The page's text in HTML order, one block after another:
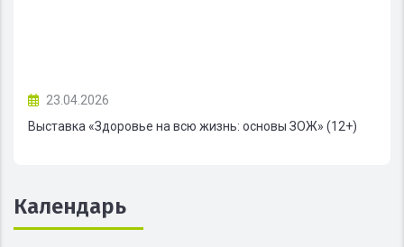
23.04.2026
Выставка «Здоровье на всю жизнь: основы ЗОЖ» (12+)
Календарь